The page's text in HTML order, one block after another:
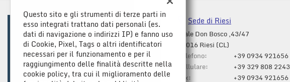
Sede di Riesi
Viale Don Bosco ,43/47
93016 Riesi (CL)
Telefono:
+39 0934 921656
Cellulare:
+39 329 808 2243
Fax:
+39 0934 921656
Questo sito e gli strumenti di terze parti in
esso integrati trattano dati personali (es.
dati di navigazione o indirizzi IP) e fanno uso
di Cookie, Pixel, Tags o altri identificatori
necessari per il funzionamento e per il
raggiungimento delle finalità descritte nella
cookie policy, tra cui il miglioramento delle